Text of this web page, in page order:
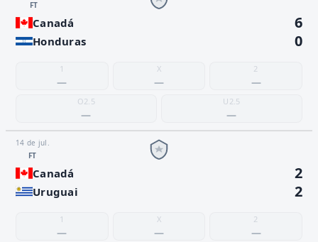
FT
Canadá 6
Honduras 0
1
—
X
—
2
—
O2.5
—
U2.5
—
14 de jul.
FT
Canadá 2
Uruguai 2
1
—
X
—
2
—